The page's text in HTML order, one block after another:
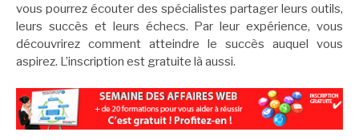
vous pourrez écouter des spécialistes partager leurs outils,
leurs succès et leurs échecs. Par leur expérience, vous
découvrirez comment atteindre le succès auquel vous
aspirez. L’inscription est gratuite là aussi.